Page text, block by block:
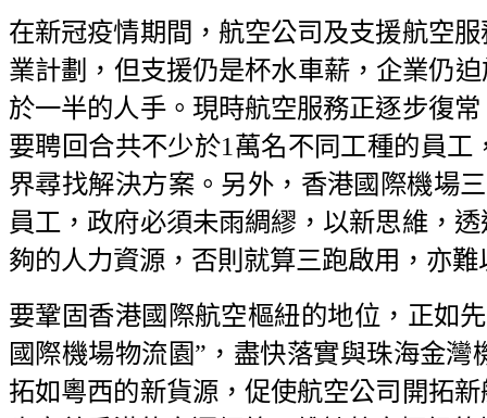
在新冠疫情期間，航空公司及支援航空
業計劃，但支援仍是杯水車薪，企業仍
於一半的人手。現時航空服務正逐步復
要聘回合共不少於1萬名不同工種的員
界尋找解決方案。另外，香港國際機場
員工，政府必須未雨綢繆，以新思維，
夠的人力資源，否則就算三跑啟用，亦
要鞏固香港國際航空樞紐的地位，正如
國際機場物流園”，盡快落實與珠海金
拓如粵西的新貨源，促使航空公司開拓